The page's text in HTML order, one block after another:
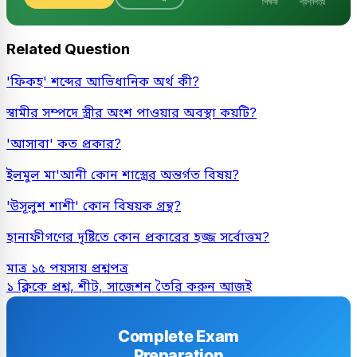
Related Question
'ফিকহ' শব্দের আভিধানিক অর্থ কী?
স্বামীর সম্পদে স্ত্রীর অংশ পাওয়ার অবস্থা কয়টি?
'আসাবা' কত প্রকার?
ইলমুল মা'আনী কোন শাস্ত্রের অন্তর্গত বিষয়?
'উসূলুশ শাশী' কোন বিষয়ক গ্রন্থ?
হানাফীগণের দৃষ্টিতে কোন প্রকারের হজ্জ সর্বোত্তম?
মাত্র ১৫ পয়সায় প্রশ্নপত্র
১ ক্লিকে প্রশ্ন, শীট, সাজেশন তৈরি করুন আজই
Complete Exam